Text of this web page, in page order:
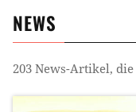
NEWS
203 News-Artikel, die